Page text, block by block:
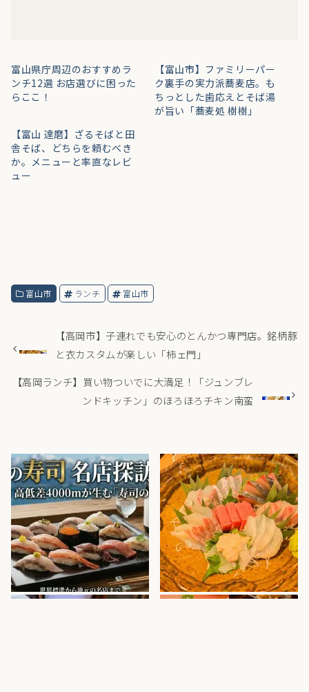
富山県庁周辺のおすすめラ
ンチ12選 お店選びに困った
らここ！
【富山市】ファミリーパー
ク裏手の実力派蕎麦店。も
ちっとした歯応えとそば湯
が旨い「蕎麦処 樹樹」
【富山 達磨】ざるそばと田
舎そば、どちらを頼むべき
か。メニューと率直なレビ
ュー
富山市 ランチ 富山市
【高岡市】子連れでも安心のとんかつ専門店。銘柄豚
と衣カスタムが楽しい「柿ェ門」
【高岡ランチ】買い物ついでに大満足！「ジュンブレ
ンドキッチン」のほろほろチキン南蛮